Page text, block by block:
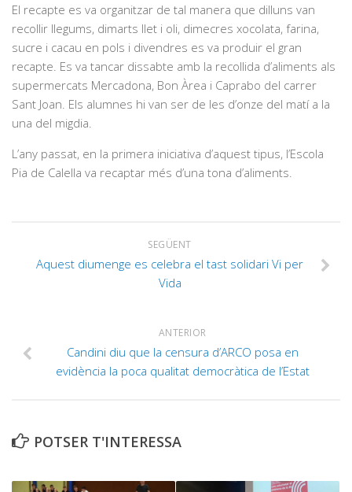
El recapte es va organitzar de tal manera que dilluns van
recollir llegums, dimarts llet i oli, dimecres xocolata, farina,
sucre i cacau en pols i divendres es va produir el gran
recapte. Es va tancar dissabte amb la recollida d’aliments als
supermercats Mercadona, Bon Àrea i Caprabo del carrer
Sant Joan. Els alumnes hi van ser de les d’onze del matí a la
una del migdia.
L’any passat, en la primera iniciativa d’aquest tipus, l’Escola
Pia de Calella va recaptar més d’una tona d’aliments.
SEGÜENT
Aquest diumenge es celebra el tast solidari Vi per
Vida
ANTERIOR
Candini diu que la censura d’ARCO posa en
evidència la poca qualitat democràtica de l’Estat
POTSER T'INTERESSA